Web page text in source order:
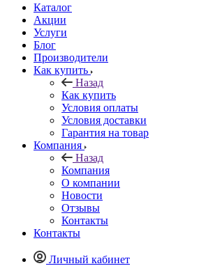
Каталог
Акции
Услуги
Блог
Производители
Как купить
Назад
Как купить
Условия оплаты
Условия доставки
Гарантия на товар
Компания
Назад
Компания
О компании
Новости
Отзывы
Контакты
Контакты
Личный кабинет